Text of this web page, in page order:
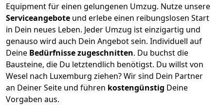
Equipment für einen gelungenen Umzug. Nutze unsere
Serviceangebote und erlebe einen reibungslosen Start
in Dein neues Leben. Jeder Umzug ist einzigartig und
genauso wird auch Dein Angebot sein. Individuell auf
Deine Bedürfnisse zugeschnitten. Du buchst die
Bausteine, die Du letztendlich benötigst. Du willst von
Wesel nach Luxemburg ziehen? Wir sind Dein Partner
an Deiner Seite und führen kostengünstig Deine
Vorgaben aus.